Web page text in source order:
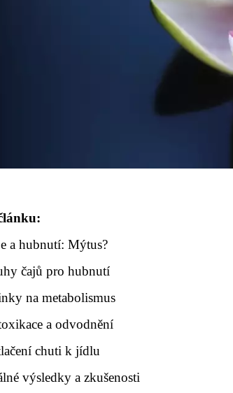
a hubnutí: Mýtus?
čajů pro hubnutí
na metabolismus
a odvodnění
chuti k jídlu
výsledky a zkušenosti